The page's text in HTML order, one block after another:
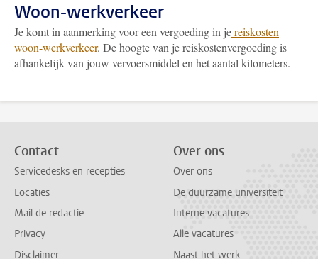
Woon-werkverkeer
Je komt in aanmerking voor een vergoeding in jereiskosten
woon-werkverkeer. De hoogte van je reiskostenvergoeding is
afhankelijk van jouw vervoersmiddel en het aantal kilometers.
Contact
Servicedesks en recepties
Locaties
Mail de redactie
Privacy
Disclaimer
Over ons
Over ons
De duurzame universiteit
Interne vacatures
Alle vacatures
Naast het werk